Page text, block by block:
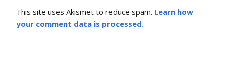
This site uses Akismet to reduce spam. Learn how
your comment data is processed.